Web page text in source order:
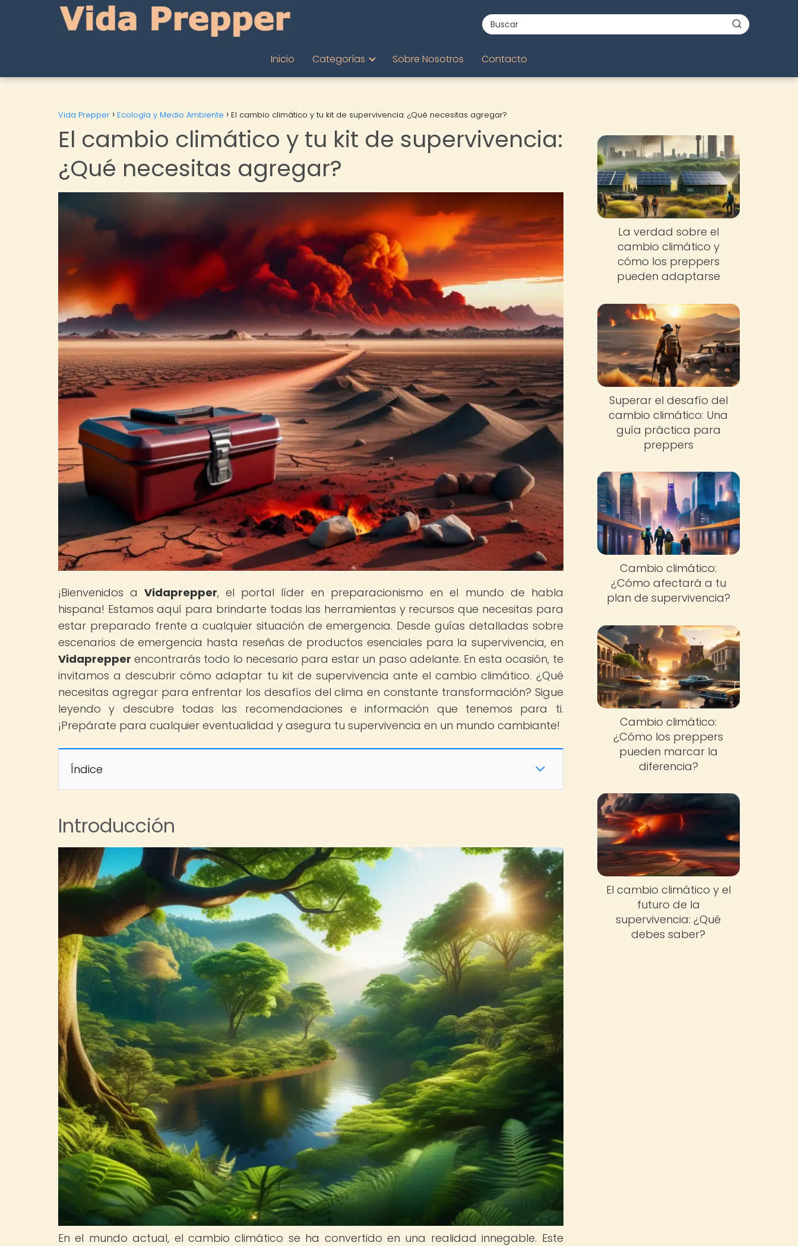
Inicio Categorías Sobre Nosotros Contacto
Vida Prepper Ecología y Medio Ambiente El cambio climático y tu kit de supervivencia: ¿Qué necesitas agregar?
El cambio climático y tu kit de supervivencia:
¿Qué necesitas agregar?
¡Bienvenidos aVidaprepper, el portal líder en preparacionismo en el mundo de habla
hispana! Estamos aquí para brindarte todas las herramientas y recursos que necesitas para
estar preparado frente a cualquier situación de emergencia. Desde guías detalladas sobre
escenarios de emergencia hasta reseñas de productos esenciales para la supervivencia, en
Vidaprepper encontrarás todo lo necesario para estar un paso adelante. En esta ocasión, te
invitamos a descubrir cómo adaptar tu kit de supervivencia ante el cambio climático. ¿Qué
necesitas agregar para enfrentar los desafíos del clima en constante transformación? Sigue
leyendo y descubre todas las recomendaciones e información que tenemos para ti.
¡Prepárate para cualquier eventualidad y asegura tu supervivencia en un mundo cambiante!
Índice
Introducción
En el mundo actual, el cambio climático se ha convertido en una realidad innegable. Este
La verdad sobre el
cambio climático y
cómo los preppers
pueden adaptarse
Superar el desafío del
cambio climático: Una
guía práctica para
preppers
Cambio climático:
¿Cómo afectará a tu
plan de supervivencia?
Cambio climático:
¿Cómo los preppers
pueden marcar la
diferencia?
El cambio climático y el
futuro de la
supervivencia: ¿Qué
debes saber?